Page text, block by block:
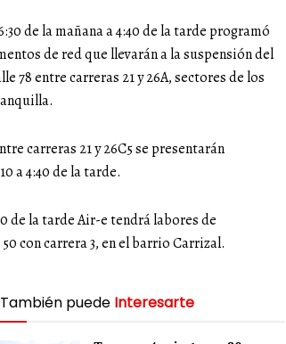
de la mañana a 4:40 de la tarde programó
de red que llevarán a la suspensión del
78 entre carreras 21 y 26A, sectores de los
carreras 21 y 26C5 se presentarán
a 4:40 de la tarde.
de la tarde Air-e tendrá labores de
con carrera 3, en el barrio Carrizal.
También puede Interesarte